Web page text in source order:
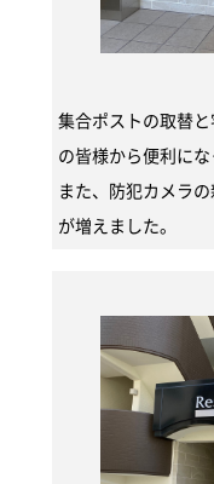
集合ポストの取替
の皆様から便利に
また、防犯カメラ
が増えました。